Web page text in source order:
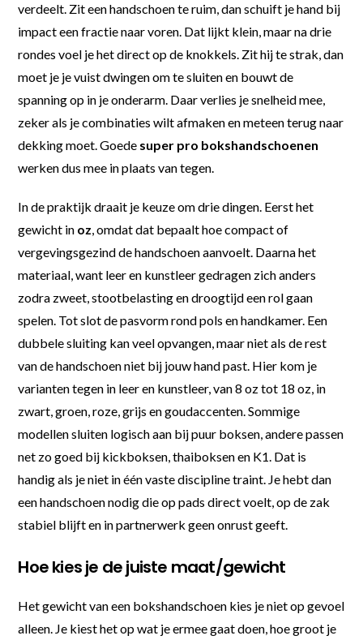
verdeelt. Zit een handschoen te ruim, dan schuift je hand bij
impact een fractie naar voren. Dat lijkt klein, maar na drie
rondes voel je het direct op de knokkels. Zit hij te strak, dan
moet je je vuist dwingen om te sluiten en bouwt de
spanning op in je onderarm. Daar verlies je snelheid mee,
zeker als je combinaties wilt afmaken en meteen terug naar
dekking moet. Goede super pro bokshandschoenen
werken dus mee in plaats van tegen.
In de praktijk draait je keuze om drie dingen. Eerst het
gewicht in oz, omdat dat bepaalt hoe compact of
vergevingsgezind de handschoen aanvoelt. Daarna het
materiaal, want leer en kunstleer gedragen zich anders
zodra zweet, stootbelasting en droogtijd een rol gaan
spelen. Tot slot de pasvorm rond pols en handkamer. Een
dubbele sluiting kan veel opvangen, maar niet als de rest
van de handschoen niet bij jouw hand past. Hier kom je
varianten tegen in leer en kunstleer, van 8 oz tot 18 oz, in
zwart, groen, roze, grijs en goudaccenten. Sommige
modellen sluiten logisch aan bij puur boksen, andere passen
net zo goed bij kickboksen, thaiboksen en K1. Dat is
handig als je niet in één vaste discipline traint. Je hebt dan
een handschoen nodig die op pads direct voelt, op de zak
stabiel blijft en in partnerwerk geen onrust geeft.
Hoe kies je de juiste maat/gewicht
Het gewicht van een bokshandschoen kies je niet op gevoel
alleen. Je kiest het op wat je ermee gaat doen, hoe groot je